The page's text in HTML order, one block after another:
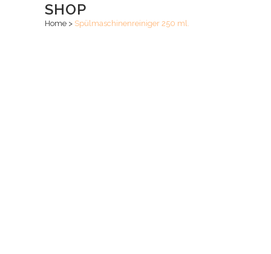
SHOP
Home > Spülmaschinenreiniger 250 ml.